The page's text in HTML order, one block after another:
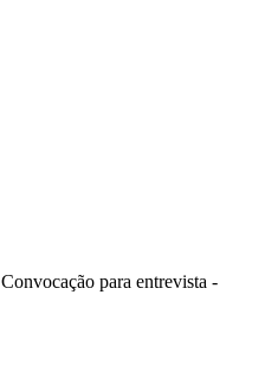
Convocação para entrevista -